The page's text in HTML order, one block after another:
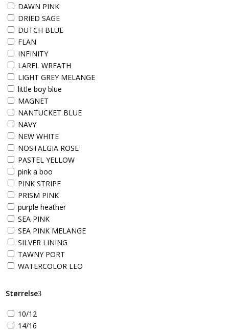
DAWN PINK
DRIED SAGE
DUTCH BLUE
FLAN
INFINITY
LAREL WREATH
LIGHT GREY MELANGE
little boy blue
MAGNET
NANTUCKET BLUE
NAVY
NEW WHITE
NOSTALGIA ROSE
PASTEL YELLOW
pink a boo
PINK STRIPE
PRISM PINK
purple heather
SEA PINK
SEA PINK MELANGE
SILVER LINING
TAWNY PORT
WATERCOLOR LEO
Størrelse
10/12
14/16